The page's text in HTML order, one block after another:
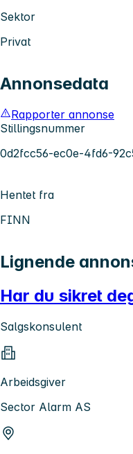
Sektor
Privat
Annonsedata
Rapporter annonse
Stillingsnummer
0d2fcc56-ec0e-4fd6-
Hentet fra
FINN
Lignende
Har du sikret
Salgskonsulent
Arbeidsgiver
Sector Alarm AS